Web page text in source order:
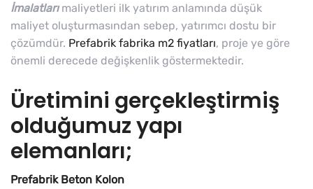
İmalatlarımaliyetleri ilk yatırım anlamında düşük
maliyet oluşturmasından sebep, yatırımcı dostu bir
çözümdür. Prefabrik fabrika m2 fiyatları, proje ye göre
önemli derecede değişkenlik göstermektedir.
Üretimini gerçekleştirmiş
olduğumuz yapı
elemanları;
Prefabrik Beton Kolon